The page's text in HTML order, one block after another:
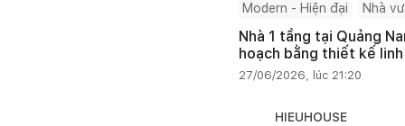
Modern - Hiện đại Nhà
Nhà 1 tầng tại Quảng
hoạch bằng thiết kế
27/06/2026, lúc 21:20
HIEUHOUSE